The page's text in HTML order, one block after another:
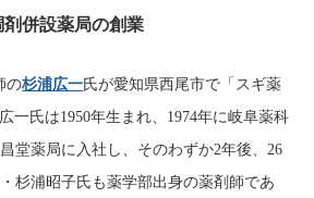
併設薬局の創業
の杉浦広一氏が愛知県西尾市で「スギ薬
一氏は1950年生まれ、1974年に岐阜薬科
堂薬局に入社し、そのわずか2年後、26
杉浦昭子氏も薬学部出身の薬剤師であ